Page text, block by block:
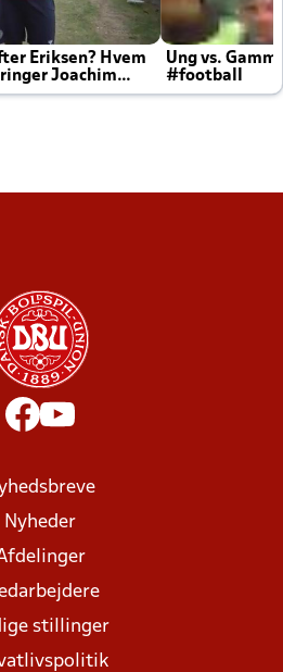
Eriksen? Hvem
Joachim
Ung vs.
#football
Nyheder
stillinger